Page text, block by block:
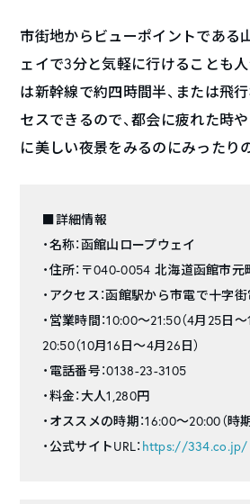
市街地からビューポイントである
ェイで3分と気軽に行けることも
は新幹線で約四時間半、または飛
セスできるので、都会に疲れた時
に美しい夜景をみるのにみったり
■詳細情報
・名称：函館山ロープウェイ
・住所：〒040-0054 北海道函館市元
・アクセス：函館駅から市電で十字
・営業時間：10:00〜21:50（4月25日
20:50（10月16日〜4月26日）
・電話番号：0138-23-3105
・料金：大人1,280円
・オススメの時期：16:00〜20:00（時
・公式サイトURL： https://334.co.jp/